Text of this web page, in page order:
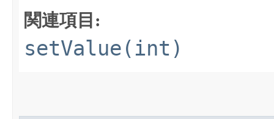
関連項目:
setValue(int)